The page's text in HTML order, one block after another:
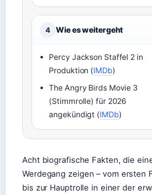
4 Wie es weitergeht
Percy Jackson Staffel 2 in
Produktion (IMDb)
The Angry Birds Movie 3
(Stimmrolle) für 2026
angekündigt (IMDb)
Acht biografische Fakten, die
Werdegang zeigen – vom ersten
bis zur Hauptrolle in einer der